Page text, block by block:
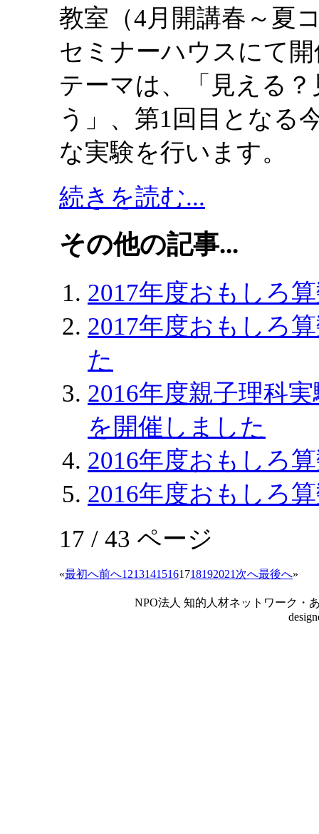
教室（4月開講春～夏
セミナーハウスにて
テーマは、「見える
う」、第1回目となる
な実験を行います。
続きを読む...
その他の記事...
2017年度おもしろ
2017年度おもしろ
た
2016年度親子理科
を開催しました
2016年度おもしろ
2016年度おもしろ
17 / 43 ページ
«最初へ前へ12131415161718192021 次へ最後へ»
NPO法人 知的人材ネットワーク・